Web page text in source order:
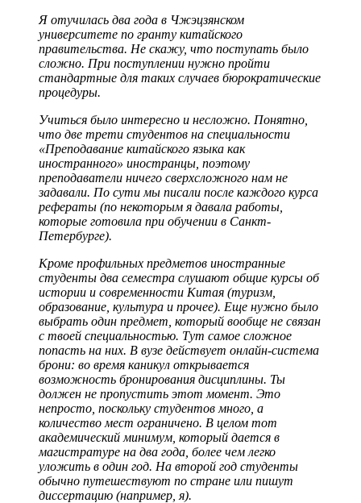
Я отучилась два года в Чжэцзянском
университете по гранту китайского
правительства. Не скажу, что поступать было
сложно. При поступлении нужно пройти
стандартные для таких случаев бюрократические
процедуры.
Учиться было интересно и несложно. Понятно,
что две трети студентов на специальности
«Преподавание китайского языка как
иностранного» иностранцы, поэтому
преподаватели ничего сверхсложного нам не
задавали. По сути мы писали после каждого курса
рефераты (по некоторым я давала работы,
которые готовила при обучении в Санкт-
Петербурге).
Кроме профильных предметов иностранные
студенты два семестра слушают общие курсы об
истории и современности Китая (туризм,
образование, культура и прочее). Еще нужно было
выбрать один предмет, который вообще не связан
с твоей специальностью. Тут самое сложное
попасть на них. В вузе действует онлайн-система
брони: во время каникул открывается
возможность бронирования дисциплины. Ты
должен не пропустить этот момент. Это
непросто, поскольку студентов много, а
количество мест ограничено. В целом тот
академический минимум, который дается в
магистратуре на два года, более чем легко
уложить в один год. На второй год студенты
обычно путешествуют по стране или пишут
диссертацию (например, я).